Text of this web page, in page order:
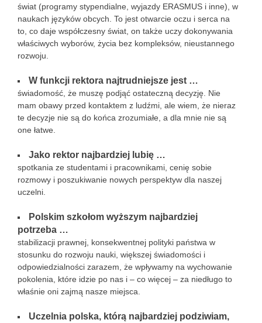
świat (programy stypendialne, wyjazdy ERASMUS i inne), w
naukach języków obcych. To jest otwarcie oczu i serca na
to, co daje współczesny świat, on także uczy dokonywania
właściwych wyborów, życia bez kompleksów, nieustannego
rozwoju.
W funkcji rektora najtrudniejsze jest …
świadomość, że muszę podjąć ostateczną decyzję. Nie
mam obawy przed kontaktem z ludźmi, ale wiem, że nieraz
te decyzje nie są do końca zrozumiałe, a dla mnie nie są
one łatwe.
Jako rektor najbardziej lubię …
spotkania ze studentami i pracownikami, cenię sobie
rozmowy i poszukiwanie nowych perspektyw dla naszej
uczelni.
Polskim szkołom wyższym najbardziej
potrzeba …
stabilizacji prawnej, konsekwentnej polityki państwa w
stosunku do rozwoju nauki, większej świadomości i
odpowiedzialności zarazem, że wpływamy na wychowanie
pokolenia, które idzie po nas i – co więcej – za niedługo to
właśnie oni zajmą nasze miejsca.
Uczelnia polska, którą najbardziej podziwiam,